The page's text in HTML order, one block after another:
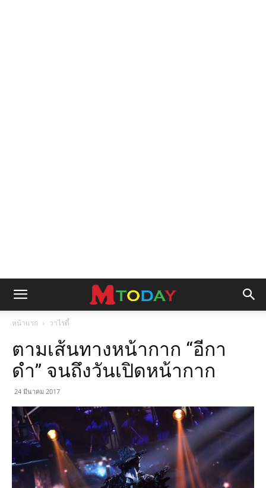
หน้าแรก วาไรตี้
ตามเส้นทางหน้ากาก “อีกา
ดำ” จนถึงวันเปิดหน้ากาก
24 มีนาคม 2017